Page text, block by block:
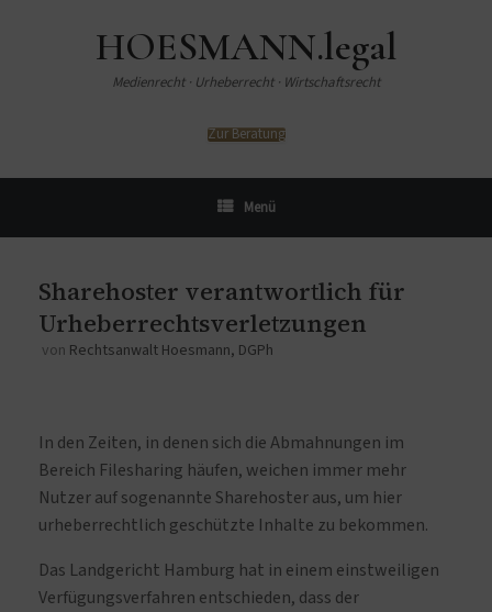
HOESMANN.legal
Medienrecht · Urheberrecht · Wirtschaftsrecht
Zur Beratung
Menü
Sharehoster verantwortlich für
Urheberrechtsverletzungen
von Rechtsanwalt Hoesmann, DGPh
In den Zeiten, in denen sich die Abmahnungen im
Bereich Filesharing häufen, weichen immer mehr
Nutzer auf sogenannte Sharehoster aus, um hier
urheberrechtlich geschützte Inhalte zu bekommen.
Das Landgericht Hamburg hat in einem einstweiligen
Verfügungsverfahren entschieden, dass der